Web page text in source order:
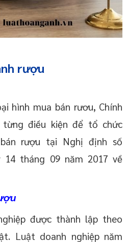
rượu
hình mua bán rươu, Chính
điều kiện để tổ chức
rượu tại Nghị định số
14 tháng 09 năm 2017 về
được thành lập theo
Luật doanh nghiệp năm